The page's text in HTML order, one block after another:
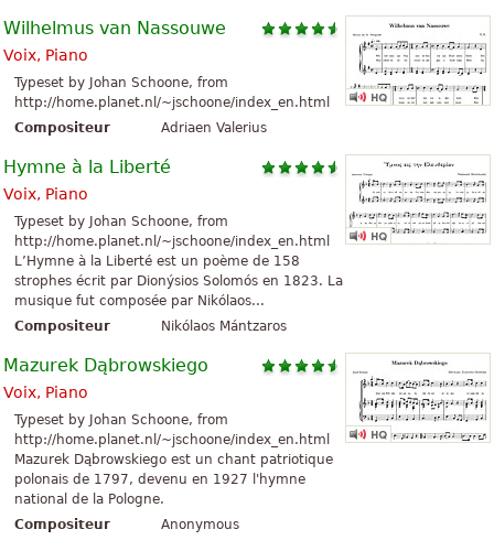
Wilhelmus van Nassouwe
Voix, Piano
Typeset by Johan Schoone, from
http://home.planet.nl/~jschoone/index_en.html
Compositeur
Adriaen Valerius
Hymne à la Liberté
Voix, Piano
Typeset by Johan Schoone, from
http://home.planet.nl/~jschoone/index_en.html
L’Hymne à la Liberté est un poème de 158
strophes écrit par Dionýsios Solomós en 1823. La
musique fut composée par Nikólaos...
Compositeur
Nikólaos Mántzaros
Mazurek Dąbrowskiego
Voix, Piano
Typeset by Johan Schoone, from
http://home.planet.nl/~jschoone/index_en.html
Mazurek Dąbrowskiego est un chant patriotique
polonais de 1797, devenu en 1927 l'hymne
national de la Pologne.
Compositeur
Anonymous